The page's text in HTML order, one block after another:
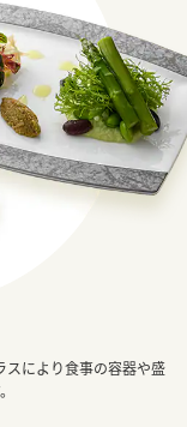
スにより食事の容器や盛